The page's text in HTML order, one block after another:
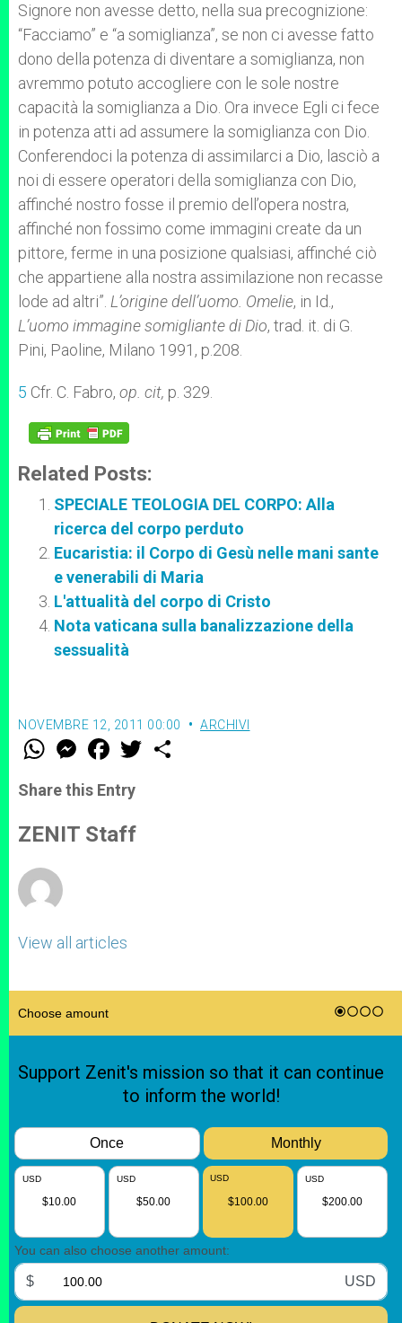
Signore non avesse detto, nella sua precognizione:
“Facciamo” e “a somiglianza”, se non ci avesse fatto
dono della potenza di diventare a somiglianza, non
avremmo potuto accogliere con le sole nostre
capacità la somiglianza a Dio. Ora invece Egli ci fece
in potenza atti ad assumere la somiglianza con Dio.
Conferendoci la potenza di assimilarci a Dio, lasciò a
noi di essere operatori della somiglianza con Dio,
affinché nostro fosse il premio dell’opera nostra,
affinché non fossimo come immagini create da un
pittore, ferme in una posizione qualsiasi, affinché ciò
che appartiene alla nostra assimilazione non recasse
lode ad altri”. L’origine dell’uomo. Omelie, in Id.,
L’uomo immagine somigliante di Dio, trad. it. di G.
Pini, Paoline, Milano 1991, p.208.
5 Cfr. C. Fabro, op. cit, p. 329.
Related Posts:
SPECIALE TEOLOGIA DEL CORPO: Alla
ricerca del corpo perduto
Eucaristia: il Corpo di Gesù nelle mani sante
e venerabili di Maria
L'attualità del corpo di Cristo
Nota vaticana sulla banalizzazione della
sessualità
NOVEMBRE 12, 2011 00:00 ARCHIVI
W
t
s
p
p
M
e
s
e
g
e
F
a
e
b
o
k
w
Share this Entry
ZENIT Staff
View all articles